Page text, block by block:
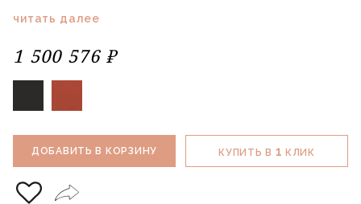
читать далее
1 500 576 ₽
ДОБАВИТЬ В КОРЗИНУ КУПИТЬ В 1 КЛИК